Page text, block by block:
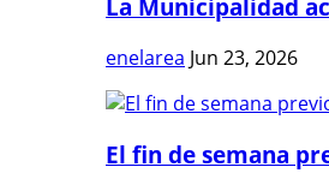
La Municipalidad
enelarea Jun 23, 2026
El fin de semana